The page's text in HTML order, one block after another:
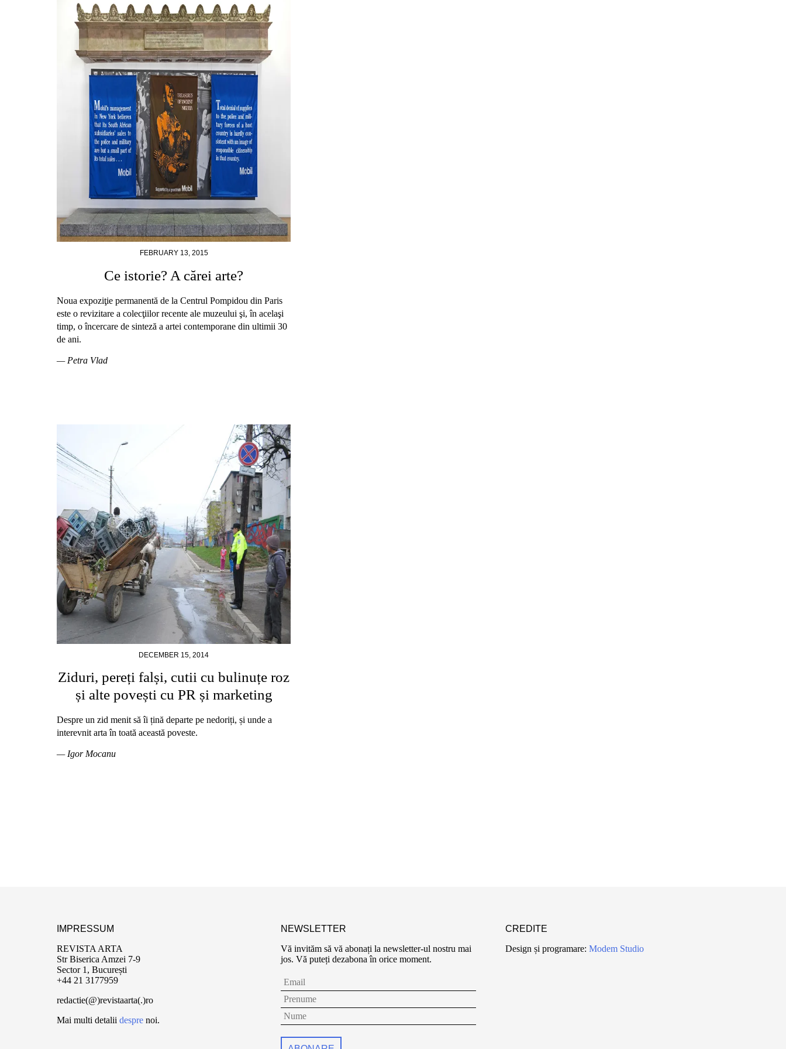
FEBRUARY 13, 2015
Ce istorie? A cărei arte?
Noua expoziţie permanentă de la Centrul Pompidou din Paris
este o revizitare a colecţiilor recente ale muzeului şi, în acelaşi
timp, o încercare de sinteză a artei contemporane din ultimii 30
de ani.
— Petra Vlad
DECEMBER 15, 2014
Ziduri, pereți falși, cutii cu bulinuțe roz
și alte povești cu PR și marketing
Despre un zid menit să îi țină departe pe nedoriți, și unde a
interevnit arta în toată această poveste.
— Igor Mocanu
IMPRESSUM
REVISTA ARTA
Str Biserica Amzei 7-9
Sector 1, București
+44 21 3177959
redactie(@)revistaarta(.)ro
Mai multi detalii despre noi.
NEWSLETTER
Vă invităm să vă abonați la newsletter-ul nostru mai
jos. Vă puteți dezabona în orice moment.
CREDITE
Design și programare: Modem Studio